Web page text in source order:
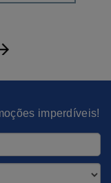
imperdíveis!